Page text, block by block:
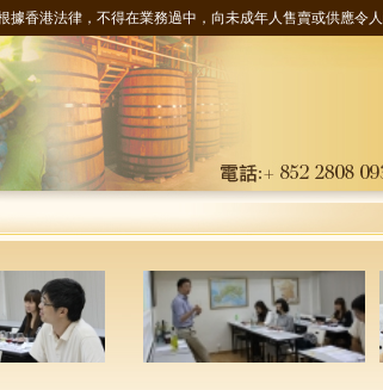
根據香港法律，不得在業務過中，向未成年人售賣或供應令